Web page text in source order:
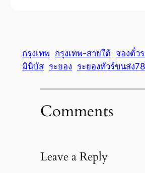
กรุงเทพ กรุงเทพ-สายใต้ จองตั๋ว
มินิบัส ระยอง ระยองทัวร์ขนส่ง
Comments
Leave a Reply